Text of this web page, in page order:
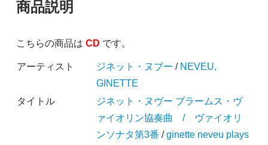
商品説明
こちらの商品は CD です。
アーティスト ジネット・ヌブー / NEVEU,
GINETTE
タイトル
ジネット・ヌヴー ブラームス・ヴ
ァイオリン協奏曲 / ヴァイオリ
ンソナタ第3番 /ginette neveu plays